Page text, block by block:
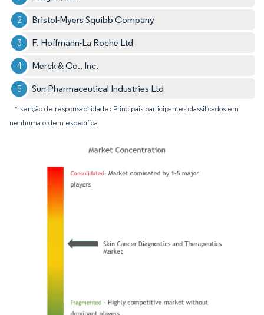
Bristol-Myers Squibb Company
F. Hoffmann-La Roche Ltd
Merck & Co., Inc.
Sun Pharmaceutical Industries Ltd
*Isenção de responsabilidade: Principais participantes classificados em
nenhuma ordem específica